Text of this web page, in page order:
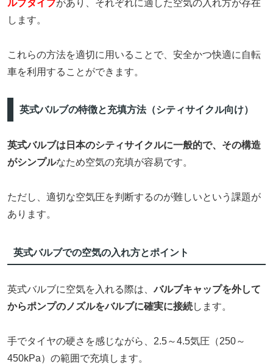
ルブタイプがあり、それぞれに適した空気の入れ方が存在
します。
これらの方法を適切に用いることで、安全かつ快適に自転
車を利用することができます。
英式バルブの特徴と充填方法（シティサイクル向け）
英式バルブは日本のシティサイクルに一般的で、その構造
がシンプルなため空気の充填が容易です。
ただし、適切な空気圧を判断するのが難しいという課題が
あります。
英式バルブでの空気の入れ方とポイント
英式バルブに空気を入れる際は、バルブキャップを外して
からポンプのノズルをバルブに確実に接続します。
手でタイヤの硬さを感じながら、2.5～4.5気圧（250～
450kPa）の範囲で充填します。